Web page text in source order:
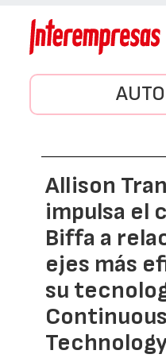
Allison
impulsa el
Biffa a
ejes más
su